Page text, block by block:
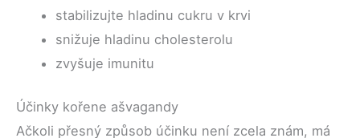
stabilizujte hladinu cukru v krvi
snižuje hladinu cholesterolu
zvyšuje imunitu
Účinky kořene ašvagandy
Ačkoli přesný způsob účinku není zcela znám, má